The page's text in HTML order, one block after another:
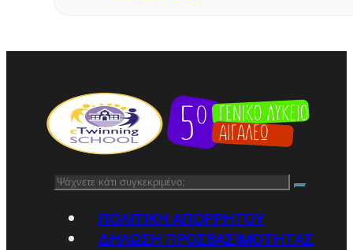
Αναζήτηση
ΠΟΛΙΤΙΚΉ ΑΠΟΡΡΉΤΟΥ
ΔΉΛΩΣΗ ΠΡΟΣΒΑΣΙΜΌΤΗΤΑΣ